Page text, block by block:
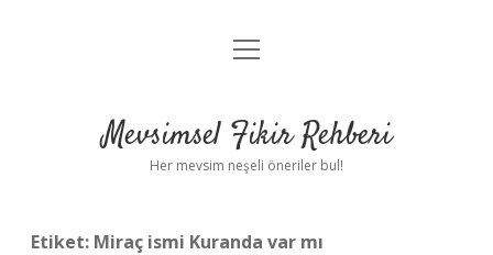
Anasayfa
Yasal Uyarı
menüyü
Mevsimsel Fikir Rehberi
Her mevsim neşeli öneriler bul!
Etiket: Miraç ismi Kuranda var mı